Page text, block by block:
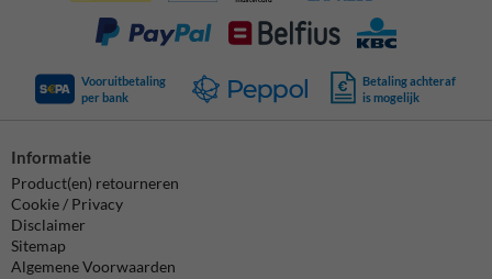
Vooruitbetaling
per bank
Betaling achteraf
is mogelijk
Informatie
Product(en) retourneren
Cookie / Privacy
Disclaimer
Sitemap
Algemene Voorwaarden